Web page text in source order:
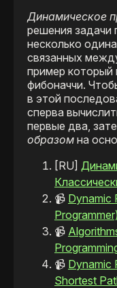
Динамическое
решения задачи
несколько
связанных
пример
фибоначчи.
в этой
сперва
первые два,
образом на
[RU]
📹 Dynamic
Programmer)
📹
📹 Dynamic
Shortest